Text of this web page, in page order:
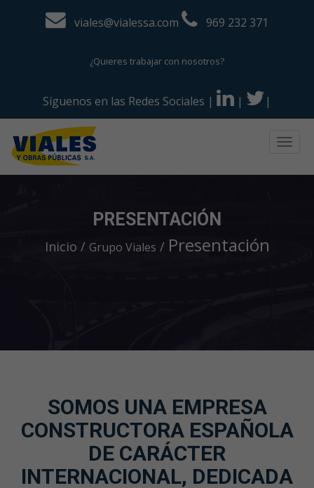
viales@vialessa.com 969 232 371
¿Quieres trabajar con nosotros?
Síguenos en las Redes Sociales | | |
PRESENTACIÓN
Inicio Grupo Viales Presentación
SOMOS UNA EMPRESA
CONSTRUCTORA ESPAÑOLA
DE CARÁCTER
INTERNACIONAL, DEDICADA